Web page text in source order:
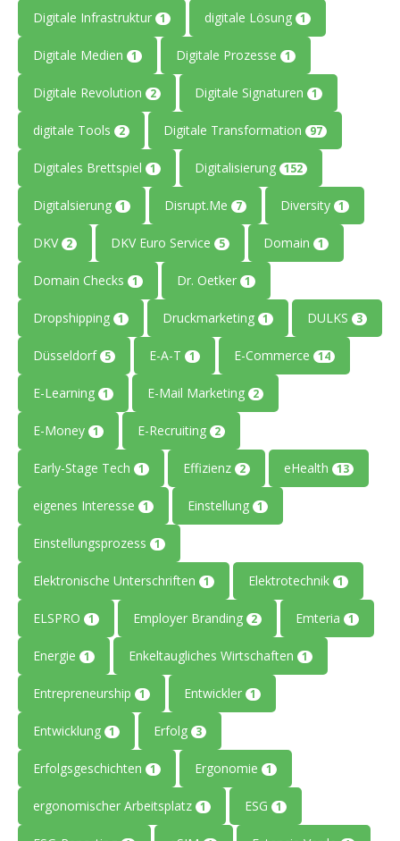
Digitale Infrastruktur 1 digitale Lösung 1
Digitale Medien 1 Digitale Prozesse 1
Digitale Revolution 2 Digitale Signaturen 1
digitale Tools 2 Digitale Transformation 97
Digitales Brettspiel 1 Digitalisierung 152
Digitalsierung 1 Disrupt.Me 7 Diversity 1
DKV 2 DKV Euro Service 5 Domain 1
Domain Checks 1 Dr. Oetker 1
Dropshipping 1 Druckmarketing 1 DULKS 3
Düsseldorf 5 E-A-T 1 E-Commerce 14
E-Learning 1 E-Mail Marketing 2
E-Money 1 E-Recruiting 2
Early-Stage Tech 1 Effizienz 2 eHealth 13
eigenes Interesse 1 Einstellung 1
Einstellungsprozess 1
Elektronische Unterschriften 1 Elektrotechnik 1
ELSPRO 1 Employer Branding 2 Emteria 1
Energie 1 Enkeltaugliches Wirtschaften 1
Entrepreneurship 1 Entwickler 1
Entwicklung 1 Erfolg 3
Erfolgsgeschichten 1 Ergonomie 1
ergonomischer Arbeitsplatz 1 ESG 1